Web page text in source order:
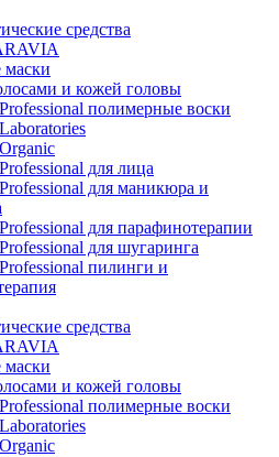
средства
маски
и кожей головы
полимерные воски
для лица
для маникюра и
для парафинотерапии
для шугаринга
пилинги и
средства
маски
и кожей головы
полимерные воски